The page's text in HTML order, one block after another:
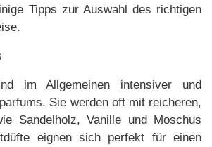
Tipps zur Auswahl des richtigen
im Allgemeinen intensiver und
Sie werden oft mit reicheren,
Sandelholz, Vanille und Moschus
eignen sich perfekt für einen